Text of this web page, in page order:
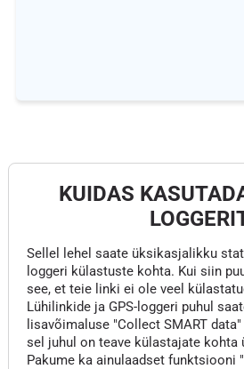
KUIDAS
Sellel lehel saate üksikasjalikku
loggeri külastuste kohta. Kui siin
see, et teie linki ei ole veel
Lühilinkide ja GPS-loggeri puhul
lisavõimaluse "Collect SMART
sel juhul on teave külastajate kohta
Pakume ka ainulaadset funktsiooni